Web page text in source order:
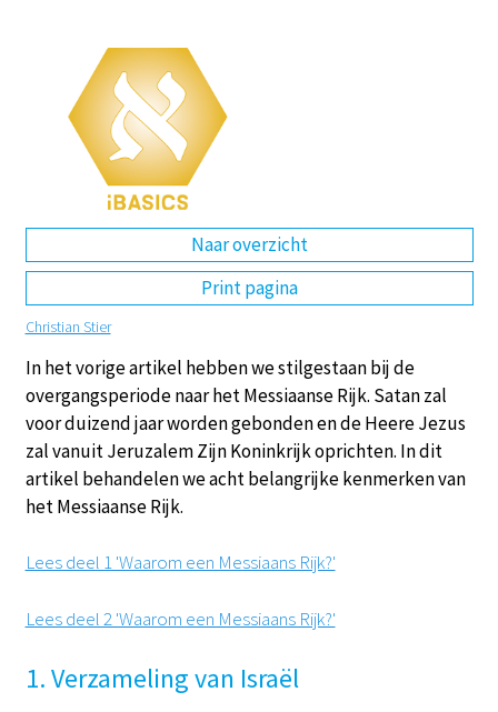
Naar overzicht
Print pagina
Christian Stier
In het vorige artikel hebben we stilgestaan bij de
overgangsperiode naar het Messiaanse Rijk. Satan zal
voor duizend jaar worden gebonden en de Heere Jezus
zal vanuit Jeruzalem Zijn Koninkrijk oprichten. In dit
artikel behandelen we acht belangrijke kenmerken van
het Messiaanse Rijk.
Lees deel 1 'Waarom een Messiaans Rijk?'
Lees deel 2 'Waarom een Messiaans Rijk?'
1. Verzameling van Israël
DE